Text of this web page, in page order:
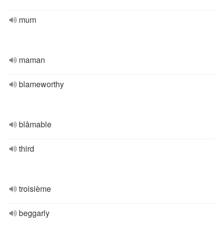
mum
maman
blameworthy
blâmable
third
troisième
beggarly